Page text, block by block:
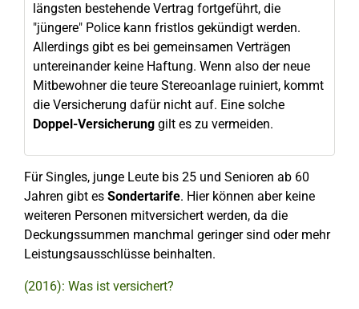
längsten bestehende Vertrag fortgeführt, die
"jüngere" Police kann fristlos gekündigt werden.
Allerdings gibt es bei gemeinsamen Verträgen
untereinander keine Haftung. Wenn also der neue
Mitbewohner die teure Stereoanlage ruiniert, kommt
die Versicherung dafür nicht auf. Eine solche
Doppel-Versicherung gilt es zu vermeiden.
Für Singles, junge Leute bis 25 und Senioren ab 60
Jahren gibt es Sondertarife. Hier können aber keine
weiteren Personen mitversichert werden, da die
Deckungssummen manchmal geringer sind oder mehr
Leistungsausschlüsse beinhalten.
(2016): Was ist versichert?